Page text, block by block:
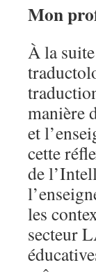
Mon
À la
manière
et
cette
de
les
secteur